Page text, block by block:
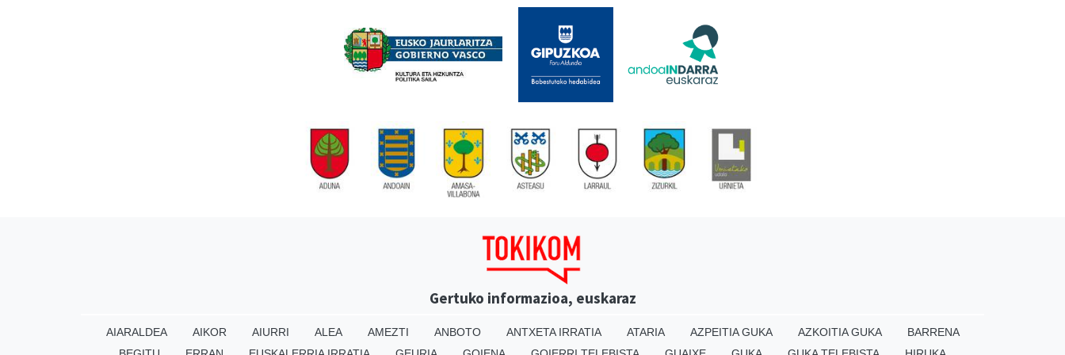
Gertuko informazioa, euskaraz
AIARALDEA AIKOR AIURRI ALEA AMEZTI ANBOTO ANTXETA IRRATIA ATARIA AZPEITIA GUKA AZKOITIA GUKA
BARRENA